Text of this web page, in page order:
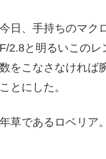
日、手持ちのマク
2.8と明るいこの
をこなさなければ
とにした。
草であるロベリア